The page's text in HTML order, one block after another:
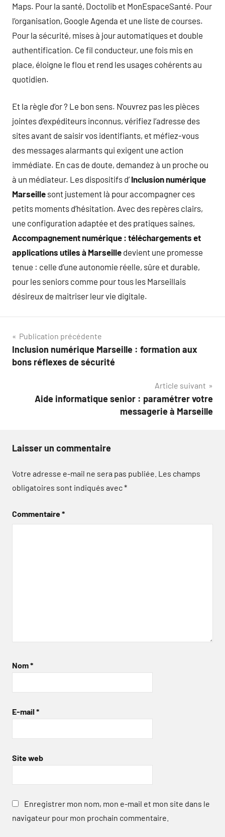
Maps. Pour la santé, Doctolib et MonEspaceSanté. Pour
l’organisation, Google Agenda et une liste de courses.
Pour la sécurité, mises à jour automatiques et double
authentification. Ce fil conducteur, une fois mis en
place, éloigne le flou et rend les usages cohérents au
quotidien.
Et la règle d’or ? Le bon sens. N’ouvrez pas les pièces
jointes d’expéditeurs inconnus, vérifiez l’adresse des
sites avant de saisir vos identifiants, et méfiez-vous
des messages alarmants qui exigent une action
immédiate. En cas de doute, demandez à un proche ou
à un médiateur. Les dispositifs d’Inclusion numérique
Marseille sont justement là pour accompagner ces
petits moments d’hésitation. Avec des repères clairs,
une configuration adaptée et des pratiques saines,
Accompagnement numérique : téléchargements et
applications utiles à Marseille devient une promesse
tenue : celle d’une autonomie réelle, sûre et durable,
pour les seniors comme pour tous les Marseillais
désireux de maitriser leur vie digitale.
Navigation
de
Publication précédente
Inclusion numérique Marseille : formation aux
bons réflexes de sécurité
Article suivant
Aide informatique senior : paramétrer votre
messagerie à Marseille
Laisser un commentaire
Votre adresse e-mail ne sera pas publiée. Les champs
obligatoires sont indiqués avec*
Commentaire*
Nom*
E-mail *
Site web
Enregistrer mon nom, mon e-mail et mon site dans le
navigateur pour mon prochain commentaire.